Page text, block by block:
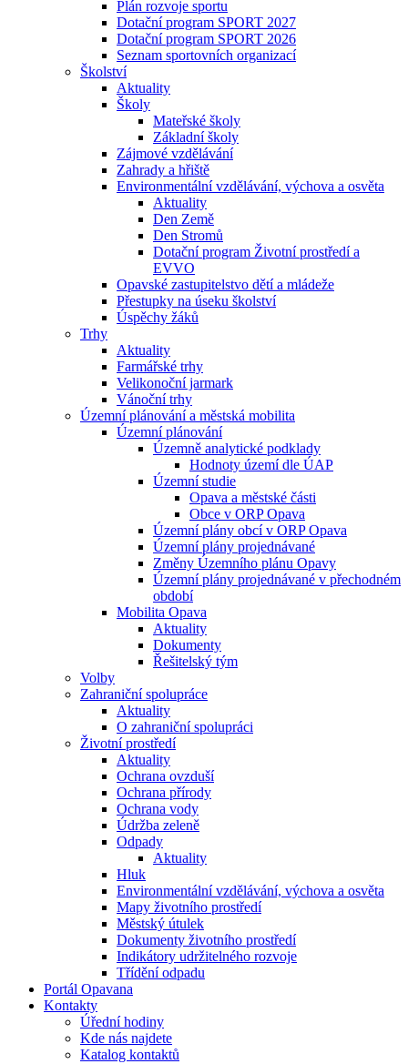
Plán rozvoje sportu
Dotační program SPORT 2027
Dotační program SPORT 2026
Seznam sportovních organizací
Školství
Aktuality
Školy
Mateřské školy
Základní školy
Zájmové vzdělávání
Zahrady a hřiště
Environmentální vzdělávání, výchova a osvěta
Aktuality
Den Země
Den Stromů
Dotační program Životní prostředí a
EVVO
Opavské zastupitelstvo dětí a mládeže
Přestupky na úseku školství
Úspěchy žáků
Trhy
Aktuality
Farmářské trhy
Velikonoční jarmark
Vánoční trhy
Územní plánování a městská mobilita
Územní plánování
Územně analytické podklady
Hodnoty území dle ÚAP
Územní studie
Opava a městské části
Obce v ORP Opava
Územní plány obcí v ORP Opava
Územní plány projednávané
Změny Územního plánu Opavy
Územní plány projednávané v přechodném
období
Mobilita Opava
Aktuality
Dokumenty
Řešitelský tým
Volby
Zahraniční spolupráce
Aktuality
O zahraniční spolupráci
Životní prostředí
Aktuality
Ochrana ovzduší
Ochrana přírody
Ochrana vody
Údržba zeleně
Odpady
Aktuality
Hluk
Environmentální vzdělávání, výchova a osvěta
Mapy životního prostředí
Městský útulek
Dokumenty životního prostředí
Indikátory udržitelného rozvoje
Třídění odpadu
Portál Opavana
Kontakty
Úřední hodiny
Kde nás najdete
Katalog kontaktů